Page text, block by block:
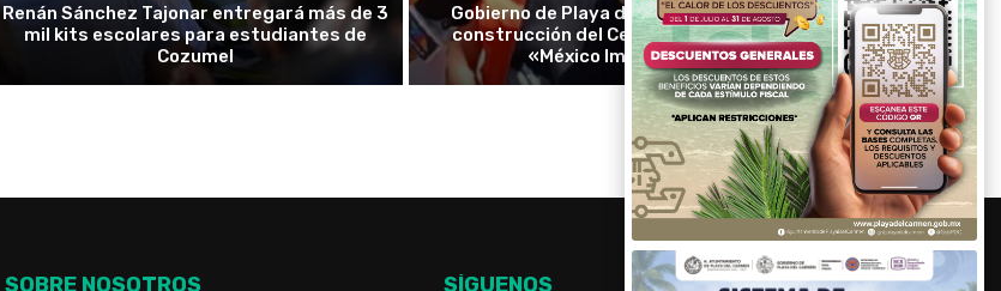
Renán Sánchez Tajonar entregará más de 3
mil kits escolares para estudiantes de
Cozumel
Gobierno de Playa del Carmen ratifica
construcción del Centro Comunitario
«México Imparable»
SOBRE NOSOTROS SÍGUENOS